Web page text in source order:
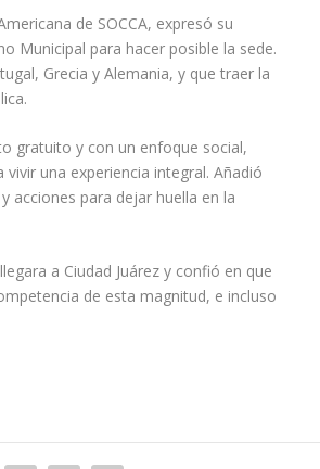
de SOCCA, expresó su
Municipal para hacer posible la sede.
Grecia y Alemania, y que traer la
gratuito y con un enfoque social,
una experiencia integral. Añadió
acciones para dejar huella en la
a Ciudad Juárez y confió en que
de esta magnitud, e incluso